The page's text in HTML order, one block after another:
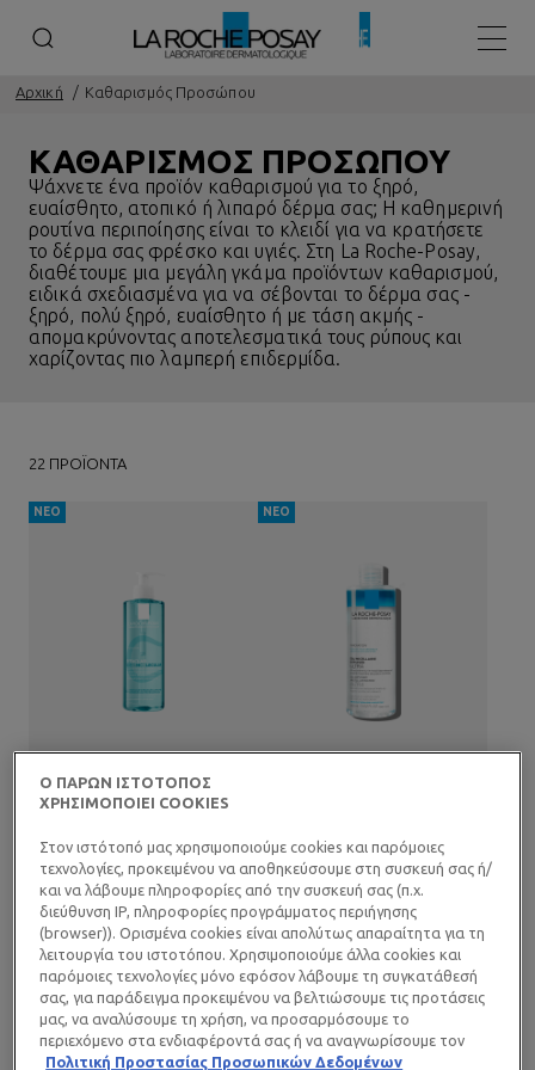
Αρχική Καθαρισμός Προσώπου
ΚΑΘΑΡΙΣΜΟΣ ΠΡΟΣΩΠΟΥ
Ψάχνετε ένα προϊόν καθαρισμού για το ξηρό,
ευαίσθητο, ατοπικό ή λιπαρό δέρμα σας; Η καθημερινή
ρουτίνα περιποίησης είναι το κλειδί για να κρατήσετε
το δέρμα σας φρέσκο και υγιές. Στη La Roche-Posay,
διαθέτουμε μια μεγάλη γκάμα προϊόντων καθαρισμού,
ειδικά σχεδιασμένα για να σέβονται το δέρμα σας -
ξηρό, πολύ ξηρό, ευαίσθητο ή με τάση ακμής -
απομακρύνοντας αποτελεσματικά τους ρύπους και
χαρίζοντας πιο λαμπερή επιδερμίδα.
22 ΠΡΟΪΌΝΤΑ
ΝΕΟ
EFFACLAR
ΚΑΘΑΡΙΣΜΟΥ
(0)
Gel καθαρισμού σμήγματος
και πόρων. Κατά της
γυαλάδας, κατά των ορατών
πόρων και κατά των ρύπων.
ΑΓΟΡΑΣΤΕ ONLINE
ΝΕΟ
WATER
&DELΔΙΦΑΣΙΚΟ ΝΕΡΟ
&N...
(0)
Αφαιρεί ακόμα και το
αδιάβροχο μακιγιάζ, χωρίς να
διαταράσσει την ισορροπία
του ευαίσθητου δέρματος
ΑΓΟΡΑΣΤΕ ONLINE
ΝΕΟ ΝΕΟ
Ο ΠΑΡΩΝ ΙΣΤΟΤΟΠΟΣ
ΧΡΗΣΙΜΟΠΟΙΕΙ COOKIES
Στον ιστότοπό μας χρησιμοποιούμε cookies και παρόμοιες
τεχνολογίες, προκειμένου να αποθηκεύσουμε στη συσκευή σας ή/
και να λάβουμε πληροφορίες από την συσκευή σας (π.χ.
διεύθυνση IP, πληροφορίες προγράμματος περιήγησης
(browser)). Ορισμένα cookies είναι απολύτως απαραίτητα για τη
λειτουργία του ιστοτόπου. Χρησιμοποιούμε άλλα cookies και
παρόμοιες τεχνολογίες μόνο εφόσον λάβουμε τη συγκατάθεσή
σας, για παράδειγμα προκειμένου να βελτιώσουμε τις προτάσεις
μας, να αναλύσουμε τη χρήση, να προσαρμόσουμε το
περιεχόμενο στα ενδιαφέροντά σας ή να αναγνωρίσουμε τον
browser/ τη συσκευή σας για τη δημιουργία προφίλ με τα
Πολιτική Προστασίας Προσωπικών Δεδομένων